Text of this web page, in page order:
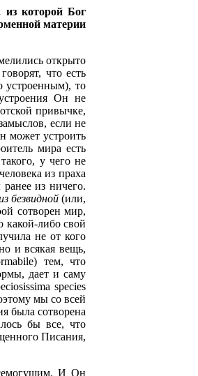
которой Бог
материи
открыто
что есть
устроенным), то
Он не
привычке,
если не
может устроить
мира есть
у чего не
из праха
из ничего.
безвидной(или,
сотворен мир,
какой-либо свой
не от кого
и всякая вещь,
тем, что
дает и саму
species
мы со всей
была сотворена
бы все, что
Писания,
И Он